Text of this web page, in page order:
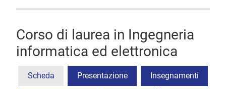
Corso di laurea in Ingegneria
informatica ed elettronica
Scheda Presentazione Insegnamenti